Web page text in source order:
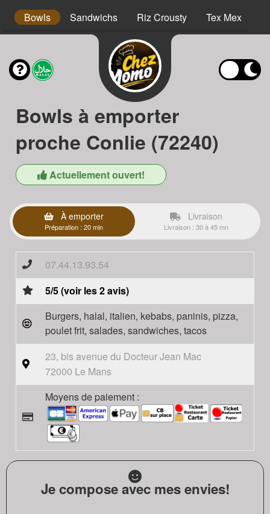
Bowls Sandwichs Riz Crousty Tex Mex
Bowls à emporter
proche Conlie (72240)
Actuellement ouvert!
À emporter
Préparation : 20 min
Livraison
Livraison : 30 à 45 mn
07.44.13.93.54
5/5 (voir les 2 avis)
Burgers, halal, italien, kebabs, paninis, pizza,
poulet frit, salades, sandwiches, tacos
23, bis avenue du Docteur Jean Mac
72000 Le Mans
Moyens de paiement :
Je compose avec mes envies!